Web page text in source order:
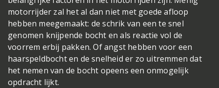
motorrijder zal het al dan niet met goede afloop
hebben meegemaakt: de schrik van een te snel
genomen knijpende bocht en als reactie vol de
voorrem erbij pakken. Of angst hebben voor een
haarspeldbocht en de snelheid er zo uitremmen dat
het nemen van de bocht opeens een onmogelijk
opdracht lijkt.